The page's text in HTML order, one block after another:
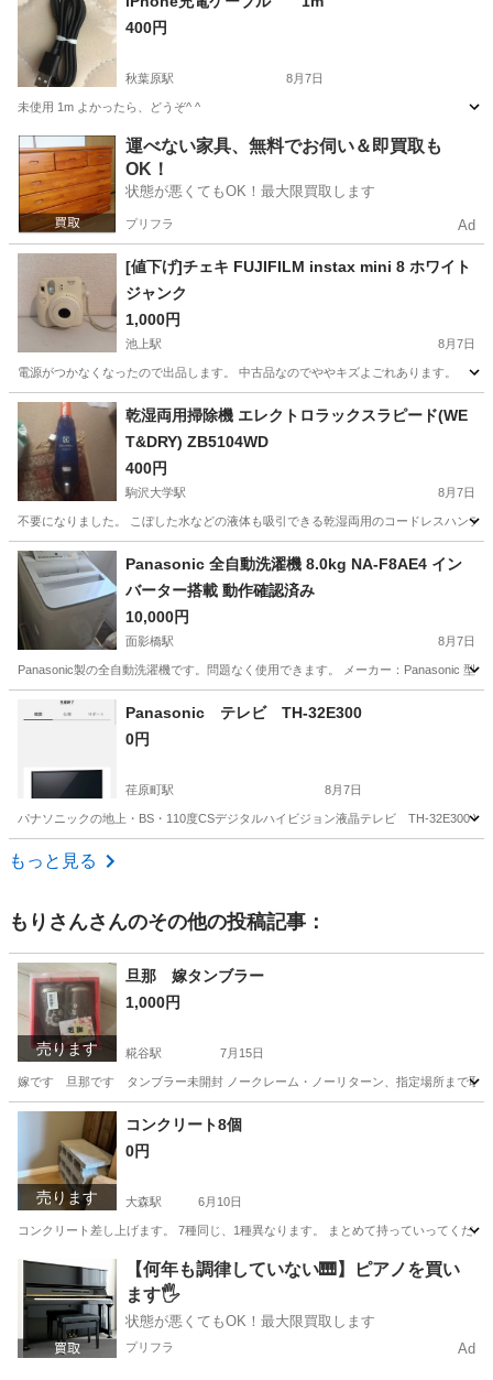
400円
秋葉原駅 8月7日
未使用 1m よかったら、どうぞ^ ^
東京 千代田区 秋葉原駅 その他 ケーブル
運べない家具、無料でお伺い＆即買取も
OK！
状態が悪くてもOK！最大限買取します
プリフラ Ad
[値下げ]チェキ FUJIFILM instax mini 8 ホワイト
ジャンク
1,000円
池上駅 8月7日
電源がつかなくなったので出品します。 中古品なのでややキズよごれあります。
東京 大田区 池上駅 カメラ
乾湿両用掃除機 エレクトロラックスラピード(WE
T&DRY) ZB5104WD
400円
駒沢大学駅 8月7日
不要になりました。 こぼした水などの液体も吸引できる乾湿両用のコードレスハン
東京 世田谷区 生活家電
Panasonic 全自動洗濯機 8.0kg NA-F8AE4 イン
バーター搭載 動作確認済み
10,000円
面影橋駅 8月7日
Panasonic製の全自動洗濯機です。問題なく使用できます。 メーカー：Panasonic 型
Panasonic テレビ TH-32E300
0円
荏原町駅 8月7日
パナソニックの地上・BS・110度CSデジタルハイビジョン液晶テレビ TH-32E300
東京 品川区
もっと見る
もりさんさんのその他の投稿記事：
売ります
旦那 嫁タンブラー
1,000円
糀谷駅 7月15日
嫁です 旦那です タンブラー未開封 ノークレーム・ノーリターン、指定場所まで取
東京 大田区 糀谷駅 食器
売ります
コンクリート8個
0円
大森駅 6月10日
コンクリート差し上げます。 7種同じ、1種異なります。 まとめて持っていってくだ
東京 大田区 大森駅 その他 コンクリート
【何年も調律していない🎹】ピアノを買い
ます🖐️
状態が悪くてもOK！最大限買取します
プリフラ Ad